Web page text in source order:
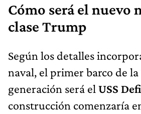
Cómo será el nuevo
clase Trump
Según los detalles
naval, el primer barco de
generación será el USS
construcción comenzaría